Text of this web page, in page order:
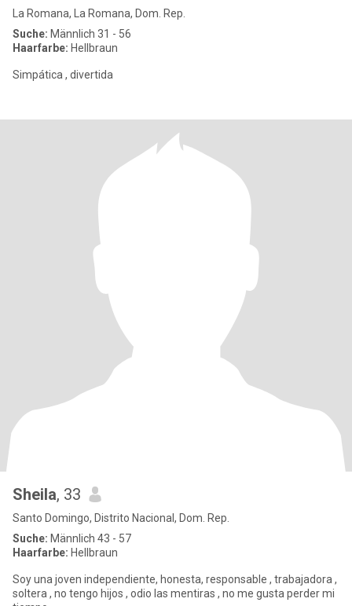
La Romana, La Romana, Dom. Rep.
Suche: Männlich 31 - 56
Haarfarbe: Hellbraun
Simpática , divertida
Sheila, 33
Santo Domingo, Distrito Nacional, Dom. Rep.
Suche: Männlich 43 - 57
Haarfarbe: Hellbraun
Soy una joven independiente, honesta, responsable , trabajadora ,
soltera , no tengo hijos , odio las mentiras , no me gusta perder mi